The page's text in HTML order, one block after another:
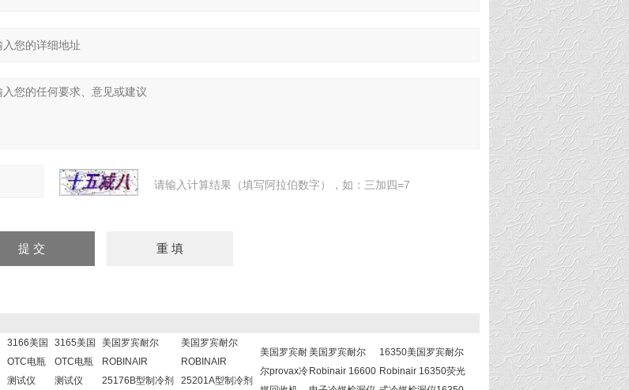
请输入计算结果（填写阿拉伯数字），如：三加四=7
3166美国
OTC电瓶
测试仪
3165美国
OTC电瓶
测试仪
美国罗宾耐尔
ROBINAIR
25176B型制冷剂
美国罗宾耐尔
ROBINAIR
25201A型制冷剂
美国罗宾耐
尔provax冷
美国罗宾耐尔
Robinair 16600
16350美国罗宾耐尔
Robinair 16350荧光